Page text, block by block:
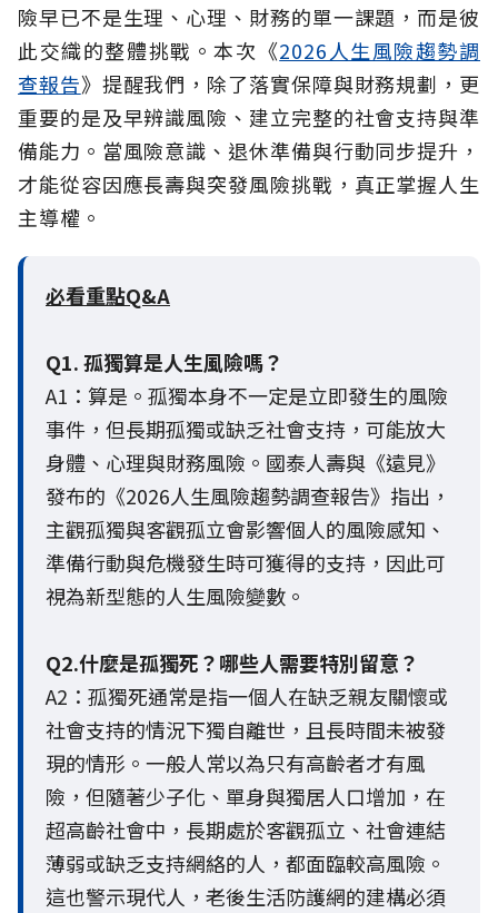
險早已不是生理、心理、財務的單一課題，而是彼
此交織的整體挑戰。本次《2026人生風險趨勢調
查報告》提醒我們，除了落實保障與財務規劃，更
重要的是及早辨識風險、建立完整的社會支持與準
備能力。當風險意識、退休準備與行動同步提升，
才能從容因應長壽與突發風險挑戰，真正掌握人生
主導權。
必看重點Q&A
Q1. 孤獨算是人生風險嗎？
A1：算是。孤獨本身不一定是立即發生的風險
事件，但長期孤獨或缺乏社會支持，可能放大
身體、心理與財務風險。國泰人壽與《遠見》
發布的《2026人生風險趨勢調查報告》指出，
主觀孤獨與客觀孤立會影響個人的風險感知、
準備行動與危機發生時可獲得的支持，因此可
視為新型態的人生風險變數。
Q2.什麼是孤獨死？哪些人需要特別留意？
A2：孤獨死通常是指一個人在缺乏親友關懷或
社會支持的情況下獨自離世，且長時間未被發
現的情形。一般人常以為只有高齡者才有風
險，但隨著少子化、單身與獨居人口增加，在
超高齡社會中，長期處於客觀孤立、社會連結
薄弱或缺乏支持網絡的人，都面臨較高風險。
這也警示現代人，老後生活防護網的建構必須